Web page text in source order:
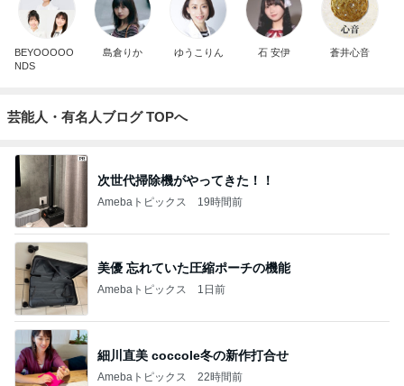
BEYOOOOO
NDS
島倉りか ゆうこりん 石 安伊 蒼井心音
芸能人・有名人ブログ TOPへ
次世代掃除機がやってきた！！
Amebaトピックス 19時間前
美優 忘れていた圧縮ポーチの機能
Amebaトピックス 1日前
細川直美 coccole冬の新作打合せ
Amebaトピックス 22時間前